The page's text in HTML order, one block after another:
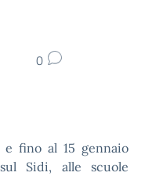
0
fino al 15 gennaio
Sidi, alle scuole